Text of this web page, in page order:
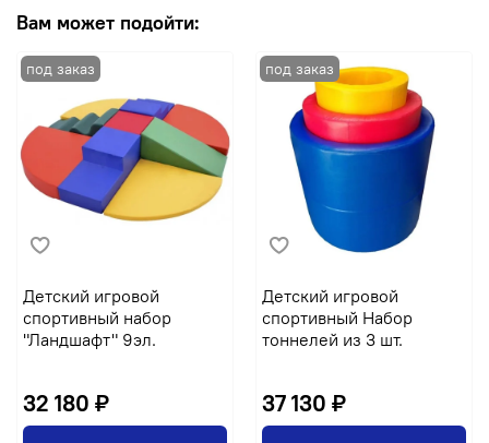
Вам может подойти:
Детский игровой
спортивный набор
"Ландшафт" 9эл.
32 180 ₽
Детский игровой
спортивный Набор
тоннелей из 3 шт.
37 130 ₽